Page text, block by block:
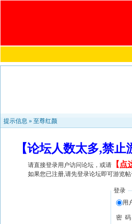
提示信息 » 至尊红颜
【论坛人数太多,禁
请直接登录用户访问论坛，或请 【 点
如果您已注册,请先登录论坛即可游览
登录
用
密 码